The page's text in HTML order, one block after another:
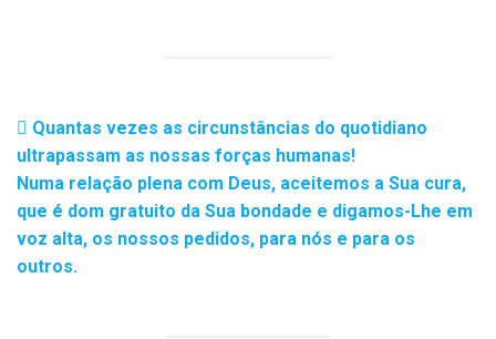
Quantas vezes as circunstâncias do quotidiano
ultrapassam as nossas forças humanas!
Numa relação plena com Deus, aceitemos a Sua cura,
que é dom gratuito da Sua bondade e digamos-Lhe em
voz alta, os nossos pedidos, para nós e para os
outros.